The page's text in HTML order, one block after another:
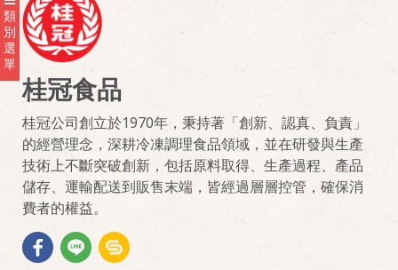
類
別
選
單
桂冠食品
桂冠公司創立於1970年，秉持著「創新、認真、負責」
的經營理念，深耕冷凍調理食品領域，並在研發與生產
技術上不斷突破創新，包括原料取得、生產過程、產品
儲存、運輸配送到販售末端，皆經過層層控管，確保消
費者的權益。